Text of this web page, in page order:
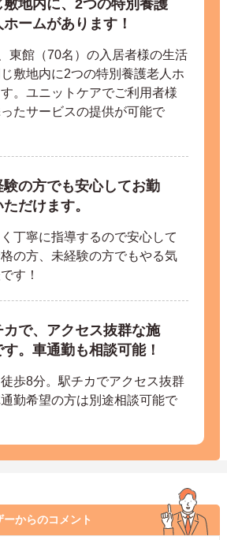
敷地内に、2つの特別養護
ームがあります！
東館（70名）の入居者様の生活
敷地内に2つの特別養護老人ホ
。ユニットケアでご利用者様
たサービスの提供が可能で
験の方でも安心してお勤
だけます。
丁寧に指導するので安心して
の方、未経験の方でもやる気
す！
カで、アクセス抜群な施
す。車通勤も相談可能！
歩8分。駅チカでアクセス抜群
勤希望の方は別途相談可能で
からのコメント